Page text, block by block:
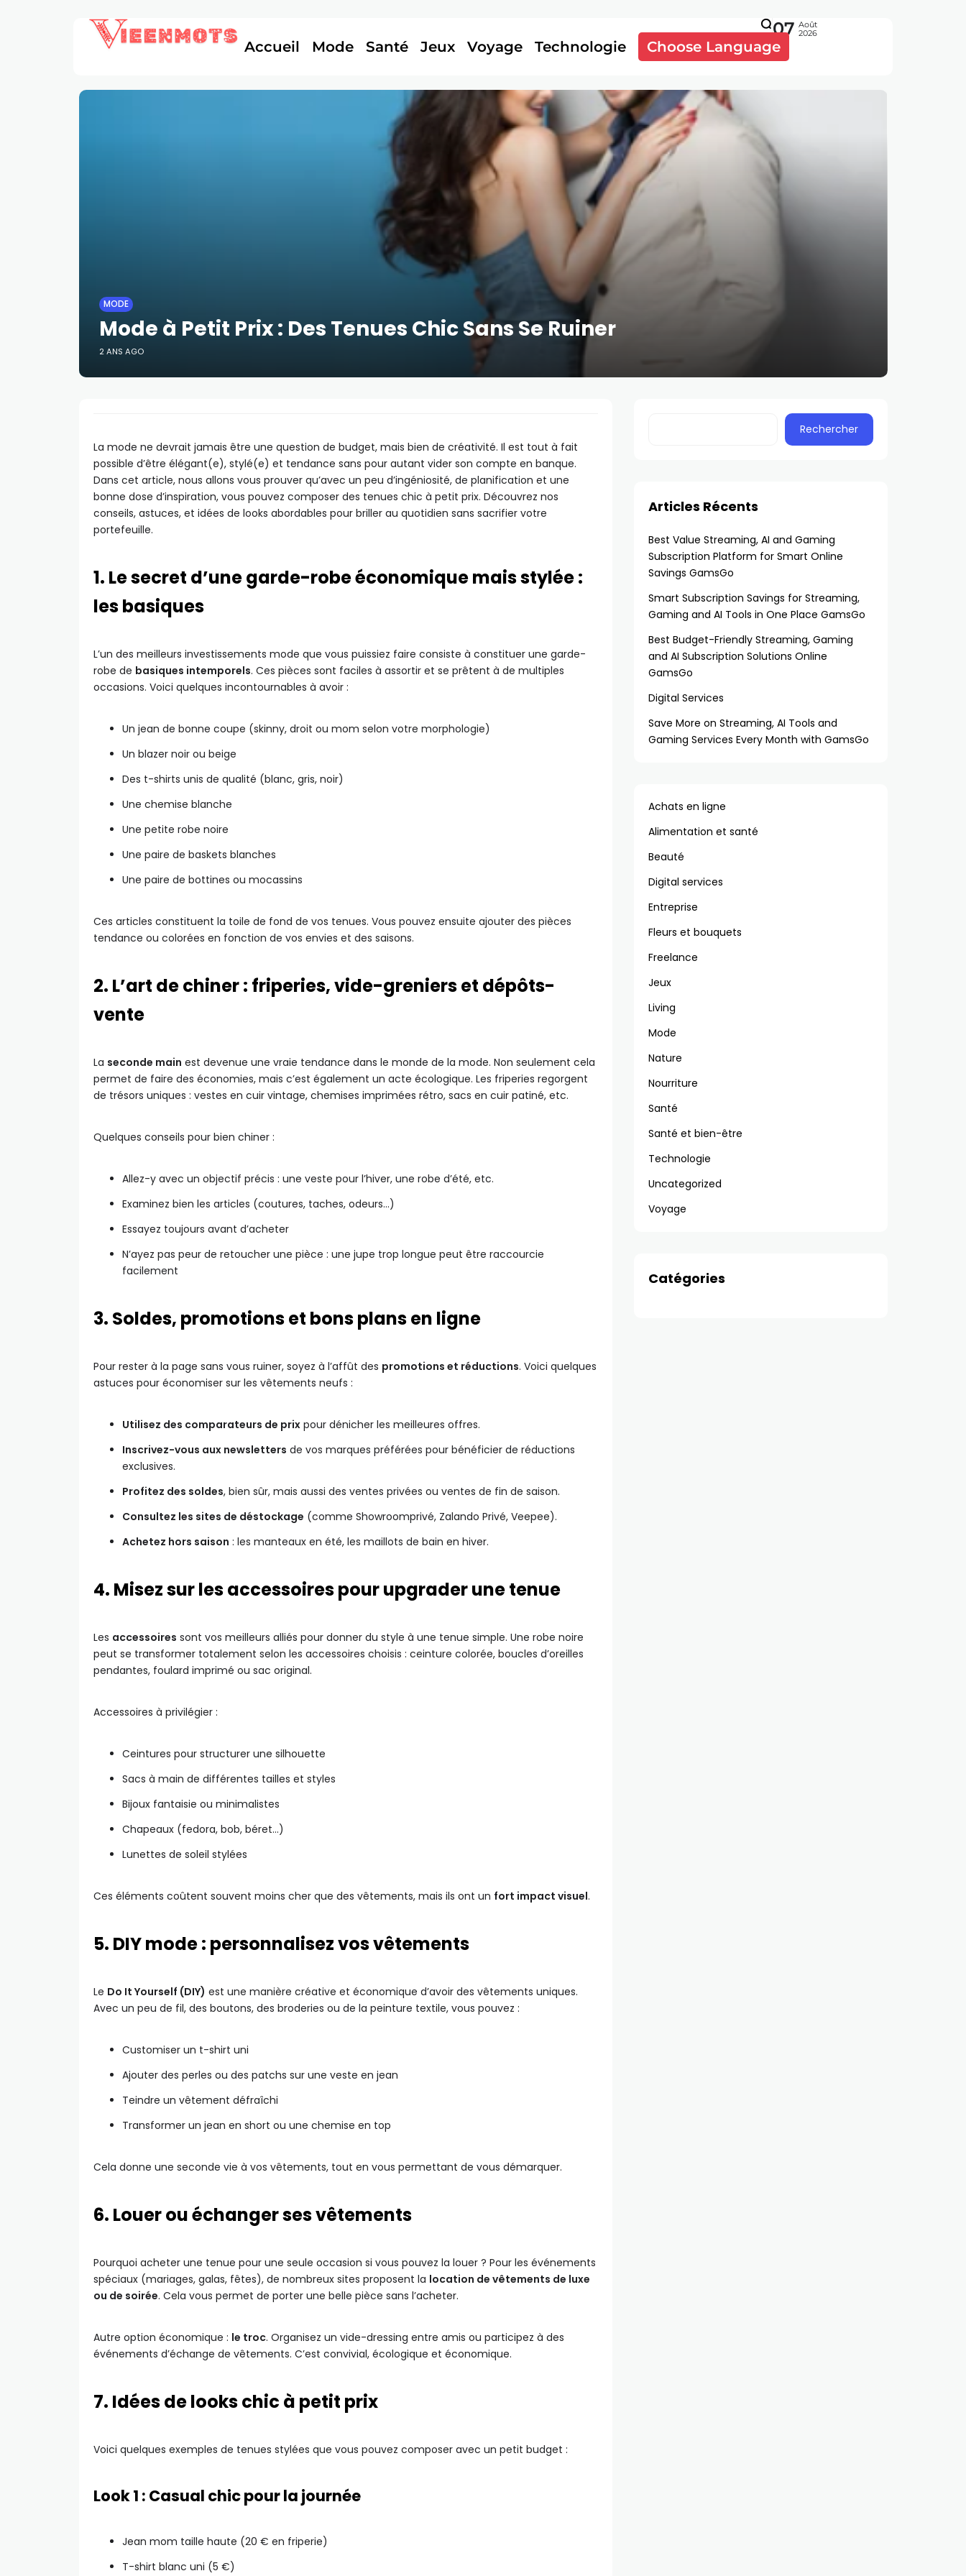
Accueil Mode Santé Jeux Voyage Technologie Choose Language
07 Août
2026
MODE
Mode à Petit Prix : Des Tenues Chic Sans Se Ruiner
2 ANS AGO
La mode ne devrait jamais être une question de budget, mais bien de créativité. Il est tout à fait
possible d’être élégant(e), stylé(e) et tendance sans pour autant vider son compte en banque.
Dans cet article, nous allons vous prouver qu’avec un peu d’ingéniosité, de planification et une
bonne dose d’inspiration, vous pouvez composer des tenues chic à petit prix. Découvrez nos
conseils, astuces, et idées de looks abordables pour briller au quotidien sans sacrifier votre
portefeuille.
1. Le secret d’une garde-robe économique mais stylée :
les basiques
L’un des meilleurs investissements mode que vous puissiez faire consiste à constituer une garde-
robe de basiques intemporels. Ces pièces sont faciles à assortir et se prêtent à de multiples
occasions. Voici quelques incontournables à avoir :
Un jean de bonne coupe (skinny, droit ou mom selon votre morphologie)
Un blazer noir ou beige
Des t-shirts unis de qualité (blanc, gris, noir)
Une chemise blanche
Une petite robe noire
Une paire de baskets blanches
Une paire de bottines ou mocassins
Ces articles constituent la toile de fond de vos tenues. Vous pouvez ensuite ajouter des pièces
tendance ou colorées en fonction de vos envies et des saisons.
2. L’art de chiner : friperies, vide-greniers et dépôts-
vente
La seconde main est devenue une vraie tendance dans le monde de la mode. Non seulement cela
permet de faire des économies, mais c’est également un acte écologique. Les friperies regorgent
de trésors uniques : vestes en cuir vintage, chemises imprimées rétro, sacs en cuir patiné, etc.
Quelques conseils pour bien chiner :
Allez-y avec un objectif précis : une veste pour l’hiver, une robe d’été, etc.
Examinez bien les articles (coutures, taches, odeurs…)
Essayez toujours avant d’acheter
N’ayez pas peur de retoucher une pièce : une jupe trop longue peut être raccourcie
facilement
3. Soldes, promotions et bons plans en ligne
Pour rester à la page sans vous ruiner, soyez à l’affût des promotions et réductions. Voici quelques
astuces pour économiser sur les vêtements neufs :
Utilisez des comparateurs de prixpour dénicher les meilleures offres.
Inscrivez-vous aux newsletters de vos marques préférées pour bénéficier de réductions
exclusives.
Profitez des soldes, bien sûr, mais aussi des ventes privées ou ventes de fin de saison.
Consultez les sites de déstockage (comme Showroomprivé, Zalando Privé, Veepee).
Achetez hors saison : les manteaux en été, les maillots de bain en hiver.
4. Misez sur les accessoires pour upgrader une tenue
Les accessoires sont vos meilleurs alliés pour donner du style à une tenue simple. Une robe noire
peut se transformer totalement selon les accessoires choisis : ceinture colorée, boucles d’oreilles
pendantes, foulard imprimé ou sac original.
Accessoires à privilégier :
Ceintures pour structurer une silhouette
Sacs à main de différentes tailles et styles
Bijoux fantaisie ou minimalistes
Chapeaux (fedora, bob, béret…)
Lunettes de soleil stylées
Ces éléments coûtent souvent moins cher que des vêtements, mais ils ont un fort impact visuel.
5. DIY mode : personnalisez vos vêtements
Le Do It Yourself (DIY) est une manière créative et économique d’avoir des vêtements uniques.
Avec un peu de fil, des boutons, des broderies ou de la peinture textile, vous pouvez :
Customiser un t-shirt uni
Ajouter des perles ou des patchs sur une veste en jean
Teindre un vêtement défraîchi
Transformer un jean en short ou une chemise en top
Cela donne une seconde vie à vos vêtements, tout en vous permettant de vous démarquer.
6. Louer ou échanger ses vêtements
Pourquoi acheter une tenue pour une seule occasion si vous pouvez la louer ? Pour les événements
spéciaux (mariages, galas, fêtes), de nombreux sites proposent la location de vêtements de luxe
ou de soirée. Cela vous permet de porter une belle pièce sans l’acheter.
Autre option économique : le troc. Organisez un vide-dressing entre amis ou participez à des
événements d’échange de vêtements. C’est convivial, écologique et économique.
7. Idées de looks chic à petit prix
Voici quelques exemples de tenues stylées que vous pouvez composer avec un petit budget :
Look 1 : Casual chic pour la journée
Jean mom taille haute (20 € en friperie)
T-shirt blanc uni (5 €)
Rechercher
Articles Récents
Best Value Streaming, AI and Gaming
Subscription Platform for Smart Online
Savings GamsGo
Smart Subscription Savings for Streaming,
Gaming and AI Tools in One Place GamsGo
Best Budget-Friendly Streaming, Gaming
and AI Subscription Solutions Online
GamsGo
Digital Services
Save More on Streaming, AI Tools and
Gaming Services Every Month with GamsGo
Achats en ligne
Alimentation et santé
Beauté
Digital services
Entreprise
Fleurs et bouquets
Freelance
Jeux
Living
Mode
Nature
Nourriture
Santé
Santé et bien-être
Technologie
Uncategorized
Voyage
Catégories